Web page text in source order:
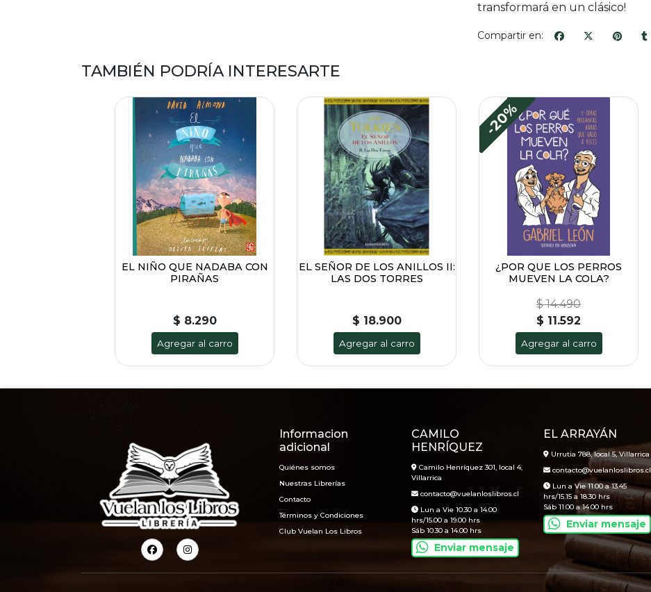
transformará en un clásico!
Compartir en:
TAMBIÉN PODRÍA INTERESARTE
EL NIÑO QUE NADABA CON
PIRAÑAS
$ 8.290
Agregar al carro
EL SEÑOR DE LOS ANILLOS II:
LAS DOS TORRES
$ 18.900
Agregar al carro
-20%
¿POR QUE LOS PERROS
MUEVEN LA COLA?
$ 14.490
$ 11.592
Agregar al carro
Informacion
adicional
Quiénes somos
Nuestras Librerías
Contacto
Términos y Condiciones
Club Vuelan Los Libros
CAMILO
HENRÍQUEZ
Camilo Henríquez 301, local 4,
Villarrica
contacto@vuelanloslibros.cl
Lun a Vie 10.30 a 14.00
hrs/15.00 a 19.00 hrs
Sáb 10.30 a 14.00 hrs
Enviar mensaje
EL ARRAYÁN
Urrutia 788, local 5, Villarrica
contacto@vuelanloslibros.cl
Lun a Vie 11.00 a 13.45
hrs/15.15 a 18.30 hrs
Sáb 11.00 a 14.00 hrs
Enviar mensaje